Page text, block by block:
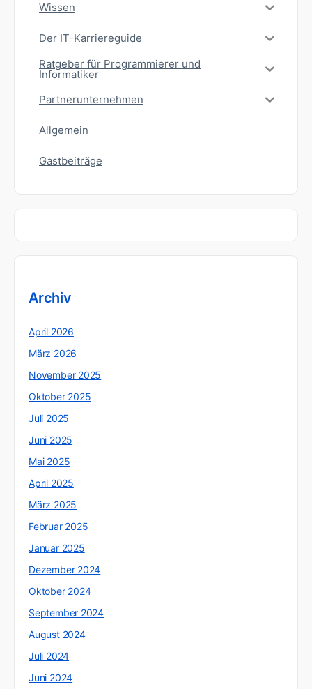
Wissen
Der IT-Karriereguide
Ratgeber für Programmierer und
Informatiker
Partnerunternehmen
Allgemein
Gastbeiträge
Archiv
April 2026
März 2026
November 2025
Oktober 2025
Juli 2025
Juni 2025
Mai 2025
April 2025
März 2025
Februar 2025
Januar 2025
Dezember 2024
Oktober 2024
September 2024
August 2024
Juli 2024
Juni 2024